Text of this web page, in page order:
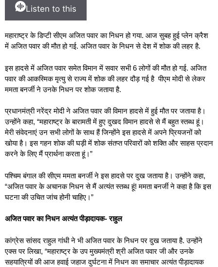
Listen to this
महाराष्ट्र के डिप्टी सीएम अजित पवार का निधन हो गया. आज सुबह हुई प्लेन क्रैश
में अजित पवार की मौत हो गई. अजित पवार के निधन से देश में शोक की लहर है.
इस हादसे में अजित पवार समेत विमान में सवार सभी 6 लोगों की मौत हो गई. अजित
पवार की आकस्मिक मृत्यु से राज्य में शोक की लहर दौड़ गई है पीएम मोदी से लेकर
ममता बनर्जी ने उनके निधन पर शोक जताया है.
प्रधानमंत्री नरेंद्र मोदी ने अजित पवार की विमान हादसे में हुई मौत पर जताया है।
उन्होंने कहा, “महाराष्ट्र के बारामती में हुए दुखद विमान हादसे से मैं बहुत स्तब्ध हूं।
मेरी संवेदनाएं उन सभी लोगों के साथ हैं जिन्होंने इस हादसे में अपने प्रियजनों को
खोया है। इस गहन शोक की घड़ी में शोक संतप्त परिवारों को शक्ति और साहस प्रदान
करने के लिए मैं प्रार्थना करता हूं।”
पश्चिम बंगाल की सीएम ममता बनर्जी ने इस हादसे पर दुख जताया है। उन्होंने कहा,
“अजित पवार के अचानक निधन से मैं अत्यंत स्तब्ध हूं! ममता बनर्जी ने कहा है कि इस
घटना की उचित जांच होनी चाहिए।”
अजित पवार का निधन अत्यंत पीड़ादायक- राहुल
कांग्रेस सांसद राहुल गांधी ने भी अजित पवार के निधन पर दुख जताया है. उन्होंने
एक्स पर लिखा, “महाराष्ट्र के उप मुख्यमंत्री श्री अजित पवार जी और उनके
सहयात्रियों की आज हवाई जहाज दुर्घटना में निधन का समाचार अत्यंत पीड़ादायक